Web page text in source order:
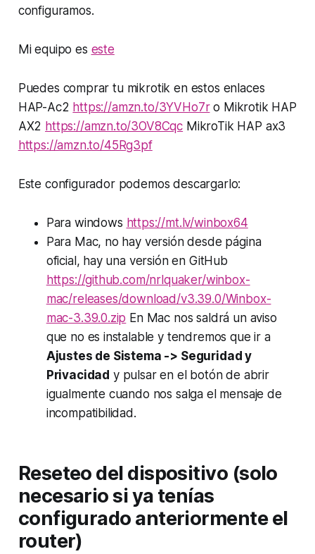
configuramos.
Mi equipo es este
Puedes comprar tu mikrotik en estos enlaces
HAP-Ac2 https://amzn.to/3YVHo7ro Mikrotik HAP
AX2 https://amzn.to/3OV8Cqc MikroTik HAP ax3
https://amzn.to/45Rg3pf
Este configurador podemos descargarlo:
Para windows https://mt.lv/winbox64
Para Mac, no hay versión desde página
oficial, hay una versión en GitHub
https://github.com/nrlquaker/winbox-
mac/releases/download/v3.39.0/Winbox-
mac-3.39.0.zip En Mac nos saldrá un aviso
que no es instalable y tendremos que ir a
Ajustes de Sistema -> Seguridad y
Privacidad y pulsar en el botón de abrir
igualmente cuando nos salga el mensaje de
incompatibilidad.
Reseteo del dispositivo (solo
necesario si ya tenías
configurado anteriormente el
router)